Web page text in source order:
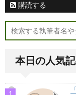
購読する
本日の人気